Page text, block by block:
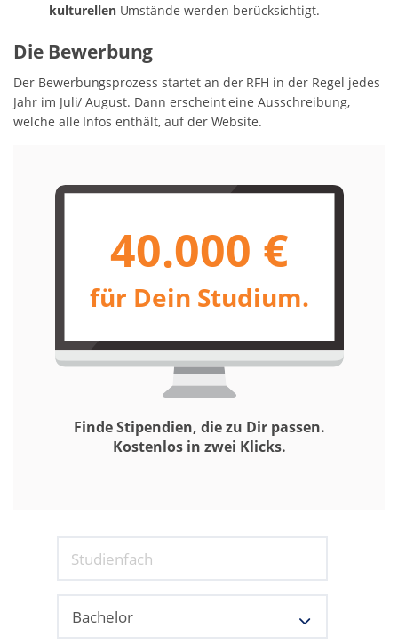
kulturellenUmstände werden berücksichtigt.
Die Bewerbung
Der Bewerbungsprozess startet an der RFH in der Regel jedes
Jahr im Juli/ August. Dann erscheint eine Ausschreibung,
welche alle Infos enthält, auf der Website.
40.000 €
für Dein Studium.
Finde Stipendien, die zu Dir passen.
Kostenlos in zwei Klicks.
Studienfach